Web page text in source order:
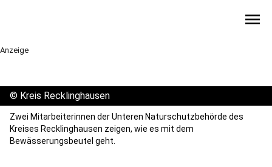
menu
Anzeige
© Kreis Recklinghausen
Zwei Mitarbeiterinnen der Unteren Naturschutzbehörde des
Kreises Recklinghausen zeigen, wie es mit dem
Bewässerungsbeutel geht.